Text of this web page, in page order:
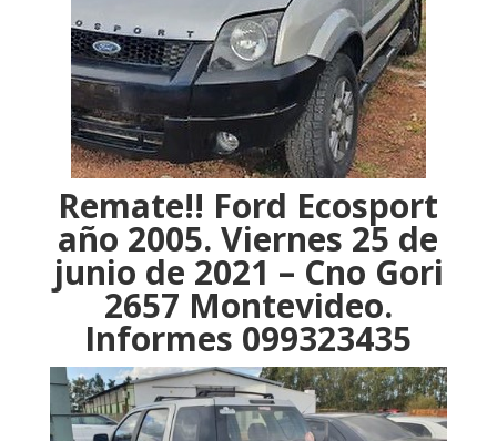
Remate!! Ford Ecosport
año 2005. Viernes 25 de
junio de 2021 – Cno Gori
2657 Montevideo.
Informes 099323435